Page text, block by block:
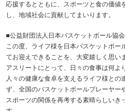
応援するとともに、スポーツと食の価値
し、地域社会に貢献してまいります。
■公益財団法人日本バスケットボール
この度、ライフ様を日本バスケットボー
てお迎えできることを、大変嬉しく思い
アスリートにとって、日々の食事は何よ
人々の健康な食卓を支えるライフ様との
ず、全国のバスケットボールプレーヤー
スポーツの関係を再考する素晴らしいき